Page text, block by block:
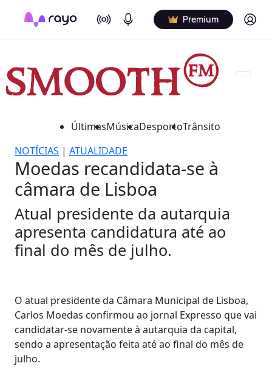
On Air Podcasts Premium Log in
ÚltimasMúsicaDesportoTrânsito
NOTÍCIAS | ATUALIDADE
Moedas recandidata-se à
câmara de Lisboa
Atual presidente da autarquia
apresenta candidatura até ao
final do mês de julho.
O atual presidente da Câmara Municipal de Lisboa,
Carlos Moedas confirmou ao jornal Expresso que vai
candidatar-se novamente à autarquia da capital,
sendo a apresentação feita até ao final do mês de
julho.